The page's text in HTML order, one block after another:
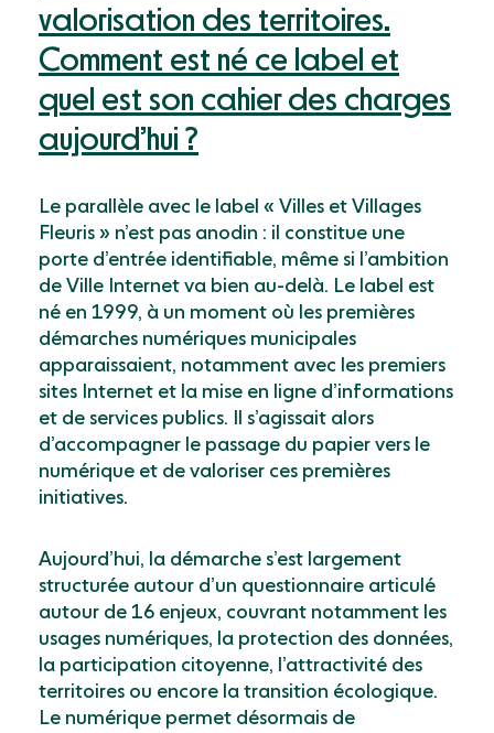
valorisation des territoires.
Comment est né ce label et
quel est son cahier des charges
aujourd’hui ?
Le parallèle avec le label « Villes et Villages
Fleuris » n’est pas anodin : il constitue une
porte d’entrée identifiable, même si l’ambition
de Ville Internet va bien au-delà. Le label est
né en 1999, à un moment où les premières
démarches numériques municipales
apparaissaient, notamment avec les premiers
sites Internet et la mise en ligne d’informations
et de services publics. Il s’agissait alors
d’accompagner le passage du papier vers le
numérique et de valoriser ces premières
initiatives.
Aujourd’hui, la démarche s’est largement
structurée autour d’un questionnaire articulé
autour de 16 enjeux, couvrant notamment les
usages numériques, la protection des données,
la participation citoyenne, l’attractivité des
territoires ou encore la transition écologique.
Le numérique permet désormais de